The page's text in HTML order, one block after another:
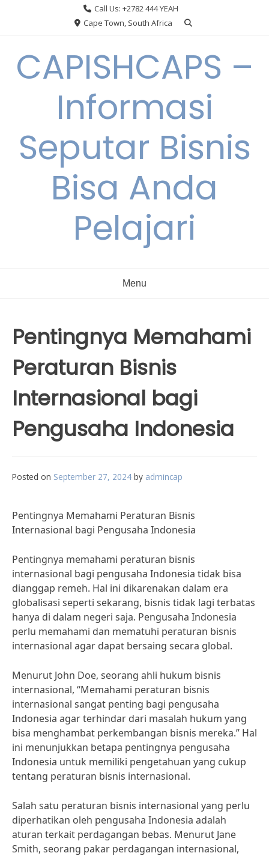
Call Us: +2782 444 YEAH
Cape Town, South Africa
CAPISHCAPS –
Informasi
Seputar Bisnis
Bisa Anda
Pelajari
Menu
Pentingnya Memahami
Peraturan Bisnis
Internasional bagi
Pengusaha Indonesia
Posted on September 27, 2024 by admincap
Pentingnya Memahami Peraturan Bisnis
Internasional bagi Pengusaha Indonesia
Pentingnya memahami peraturan bisnis
internasional bagi pengusaha Indonesia tidak bisa
dianggap remeh. Hal ini dikarenakan dalam era
globalisasi seperti sekarang, bisnis tidak lagi terbatas
hanya di dalam negeri saja. Pengusaha Indonesia
perlu memahami dan mematuhi peraturan bisnis
internasional agar dapat bersaing secara global.
Menurut John Doe, seorang ahli hukum bisnis
internasional, “Memahami peraturan bisnis
internasional sangat penting bagi pengusaha
Indonesia agar terhindar dari masalah hukum yang
bisa menghambat perkembangan bisnis mereka.” Hal
ini menunjukkan betapa pentingnya pengusaha
Indonesia untuk memiliki pengetahuan yang cukup
tentang peraturan bisnis internasional.
Salah satu peraturan bisnis internasional yang perlu
diperhatikan oleh pengusaha Indonesia adalah
aturan terkait perdagangan bebas. Menurut Jane
Smith, seorang pakar perdagangan internasional,